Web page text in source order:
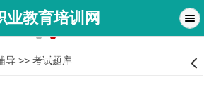
业教育培训网
导 >> 考试题库 󰊒